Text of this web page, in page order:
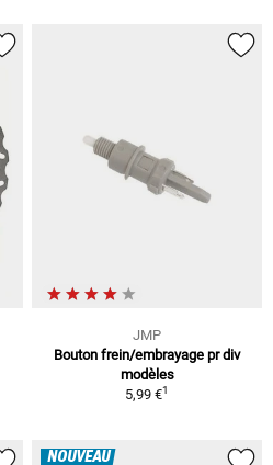
JMP
Bouton frein/embrayage pr div
modèles
5,99 €1
NOUVEAU